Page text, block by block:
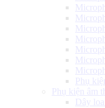
Phụ
Phụ kiện âm
Dây loa